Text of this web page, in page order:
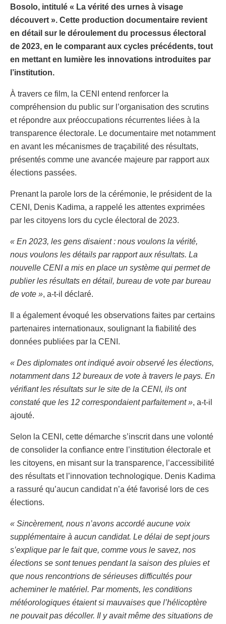
Bosolo, intitulé « La vérité des urnes à visage
découvert ». Cette production documentaire revient
en détail sur le déroulement du processus électoral
de 2023, en le comparant aux cycles précédents, tout
en mettant en lumière les innovations introduites par
l’institution.
À travers ce film, la CENI entend renforcer la
compréhension du public sur l’organisation des scrutins
et répondre aux préoccupations récurrentes liées à la
transparence électorale. Le documentaire met notamment
en avant les mécanismes de traçabilité des résultats,
présentés comme une avancée majeure par rapport aux
élections passées.
Prenant la parole lors de la cérémonie, le président de la
CENI, Denis Kadima, a rappelé les attentes exprimées
par les citoyens lors du cycle électoral de 2023.
« En 2023, les gens disaient : nous voulons la vérité,
nous voulons les détails par rapport aux résultats. La
nouvelle CENI a mis en place un système qui permet de
publier les résultats en détail, bureau de vote par bureau
de vote », a-t-il déclaré.
Il a également évoqué les observations faites par certains
partenaires internationaux, soulignant la fiabilité des
données publiées par la CENI.
« Des diplomates ont indiqué avoir observé les élections,
notamment dans 12 bureaux de vote à travers le pays. En
vérifiant les résultats sur le site de la CENI, ils ont
constaté que les 12 correspondaient parfaitement », a-t-il
ajouté.
Selon la CENI, cette démarche s’inscrit dans une volonté
de consolider la confiance entre l’institution électorale et
les citoyens, en misant sur la transparence, l’accessibilité
des résultats et l’innovation technologique. Denis Kadima
a rassuré qu’aucun candidat n’a été favorisé lors de ces
élections.
« Sincèrement, nous n’avons accordé aucune voix
supplémentaire à aucun candidat. Le délai de sept jours
s’explique par le fait que, comme vous le savez, nos
élections se sont tenues pendant la saison des pluies et
que nous rencontrions de sérieuses difficultés pour
acheminer le matériel. Par moments, les conditions
météorologiques étaient si mauvaises que l’hélicoptère
ne pouvait pas décoller. Il y avait même des situations de